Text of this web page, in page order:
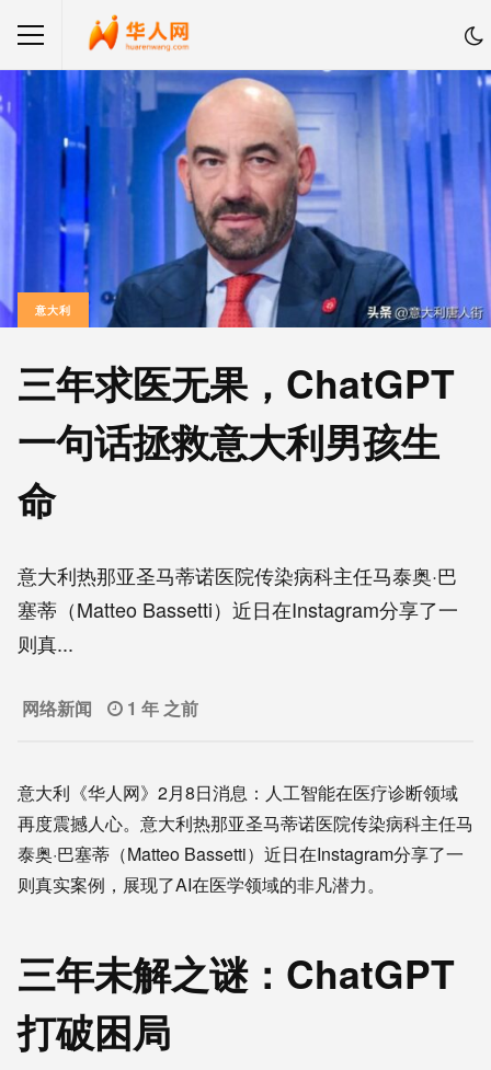
意大利
三年求医无果，ChatGPT
一句话拯救意大利男孩生
命
意大利热那亚圣马蒂诺医院传染病科主任马泰奥·巴
塞蒂（Matteo Bassetti）近日在Instagram分享了一
则真...
网络新闻 1 年 之前
意大利《华人网》2月8日消息：人工智能在医疗诊断领域
再度震撼人心。意大利热那亚圣马蒂诺医院传染病科主任马
泰奥·巴塞蒂（Matteo Bassetti）近日在Instagram分享了一
则真实案例，展现了AI在医学领域的非凡潜力。
三年未解之谜：ChatGPT
打破困局